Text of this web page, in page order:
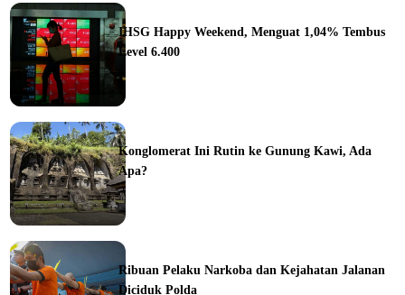
IHSG Happy Weekend, Menguat 1,04% Tembus
Level 6.400
Konglomerat Ini Rutin ke Gunung Kawi, Ada
Apa?
Ribuan Pelaku Narkoba dan Kejahatan Jalanan
Diciduk Polda